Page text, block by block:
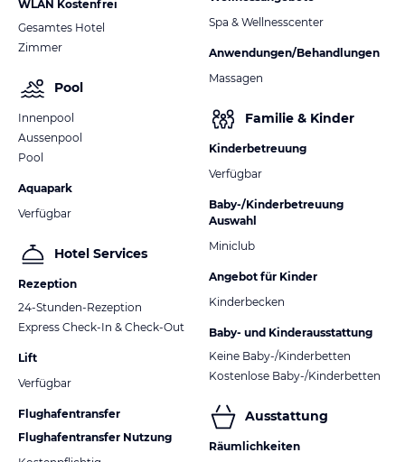
WLAN Kostenfrei
Gesamtes Hotel
Zimmer
Pool
Innenpool
Aussenpool
Pool
Aquapark
Verfügbar
Hotel Services
Rezeption
24-Stunden-Rezeption
Express Check-In & Check-Out
Lift
Verfügbar
Flughafentransfer
Flughafentransfer Nutzung
Spa & Wellnesscenter
Anwendungen/Behandlungen
Massagen
Familie & Kinder
Kinderbetreuung
Verfügbar
Baby-/Kinderbetreuung
Auswahl
Miniclub
Angebot für Kinder
Kinderbecken
Baby- und Kinderausstattung
Keine Baby-/Kinderbetten
Kostenlose Baby-/Kinderbetten
Ausstattung
Räumlichkeiten